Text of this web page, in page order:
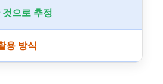
으로 추정
용 방식